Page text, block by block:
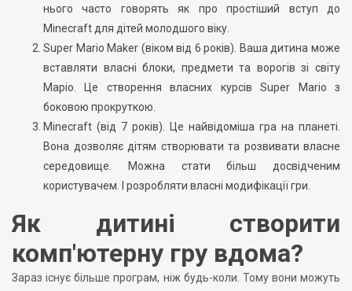
нього часто говорять як про простіший вступ до
Minecraft для дітей молодшого віку.
Super Mario Maker (віком від 6 років). Ваша дитина може
вставляти власні блоки, предмети та ворогів зі світу
Маріо. Це створення власних курсів Super Mario з
боковою прокруткою.
Minecraft (від 7 років). Це найвідоміша гра на планеті.
Вона дозволяє дітям створювати та розвивати власне
середовище. Можна стати більш досвідченим
користувачем. І розробляти власні модифікації гри.
Як дитині створити
комп'ютерну гру вдома?
Зараз існує більше програм, ніж будь-коли. Тому вони можуть